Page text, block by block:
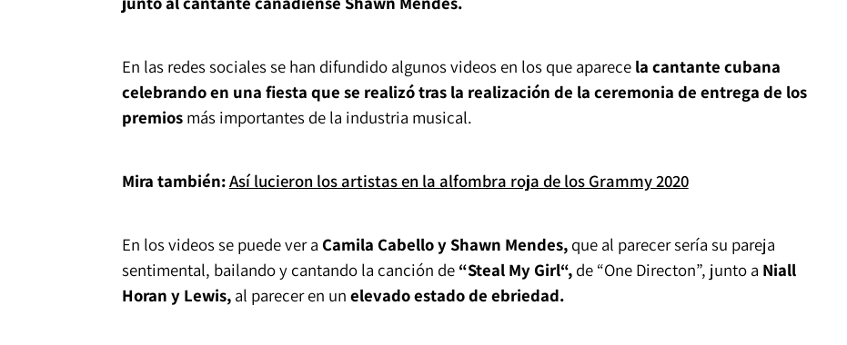
En las redes sociales se han difundido algunos videos en los que aparecela cantante cubana
celebrando en una fiesta que se realizó tras la realización de la ceremonia de entrega de los
premiosmás importantes de la industria musical.
Mira también:Así lucieron los artistas en la alfombra roja de los Grammy 2020
En los videos se puede ver a Camila Cabello y Shawn Mendes, que al parecer sería su pareja
sentimental, bailando y cantando la canción de “Steal My Girl“,de “One Directon”, junto a Niall
Horan y Lewis,al parecer en un elevado estado de ebriedad.